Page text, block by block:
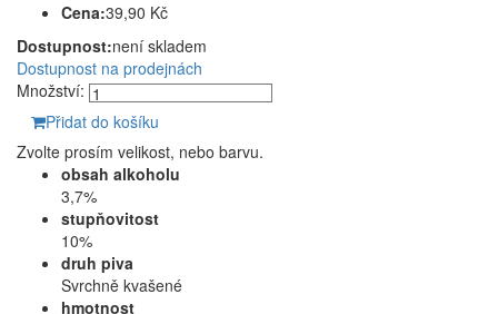
Cena:39,90 Kč
Dostupnost:není skladem
Dostupnost na prodejnách
Množství:
Přidat do košíku
Zvolte prosím velikost, nebo barvu.
obsah alkoholu
3,7%
stupňovitost
10%
druh piva
Svrchně kvašené
hmotnost